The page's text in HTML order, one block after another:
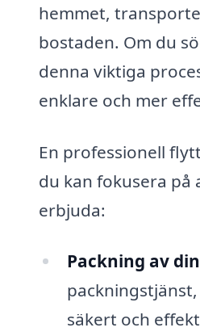
hemmet,
bostaden. Om du
denna viktiga
enklare och mer
En professionell
du kan fokusera
erbjuda:
Packning av
säkert och